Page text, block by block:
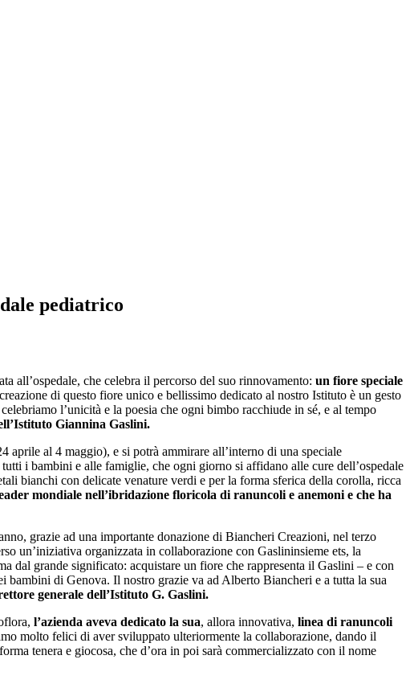
pediatrico
all’ospedale, che celebra il percorso del suo rinnovamento: un fiore speciale
di questo fiore unico e bellissimo dedicato al nostro Istituto è un gesto
l’unicità e la poesia che ogni bimbo racchiude in sé, e al tempo
Giannina Gaslini.
aprile al 4 maggio), e si potrà ammirare all’interno di una speciale
i bambini e alle famiglie, che ogni giorno si affidano alle cure dell’ospedale
bianchi con delicate venature verdi e per la forma sferica della corolla, ricca
mondiale nell’ibridazione floricola di ranuncoli e anemoni e che ha
grazie ad una importante donazione di Biancheri Creazioni, nel terzo
un’iniziativa organizzata in collaborazione con Gaslininsieme ets, la
dal grande significato: acquistare un fiore che rappresenta il Gaslini – e con
di Genova. Il nostro grazie va ad Alberto Biancheri e a tutta la sua
generale dell’Istituto G. Gaslini.
l’azienda aveva dedicato la sua, allora innovativa, linea di ranuncoli
molto felici di aver sviluppato ulteriormente la collaborazione, dando il
tenera e giocosa, che d’ora in poi sarà commercializzato con il nome